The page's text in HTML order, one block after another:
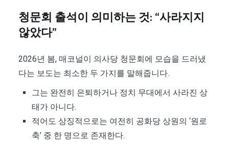
청문회 출석이 의미하는 것: “사라지지
않았다”
2026년 봄, 매코널이 의사당 청문회에 모습을 드러냈
다는 보도는 최소한 두 가지를 말해줍니다.
그는 완전히 은퇴하거나 정치 무대에서 사라진 상
태가 아니다.
적어도 상징적으로는 여전히 공화당 상원의 ‘원로
축’ 중 한 명으로 존재한다.